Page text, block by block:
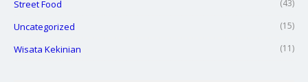
Street Food (43)
Uncategorized (15)
Wisata Kekinian (11)